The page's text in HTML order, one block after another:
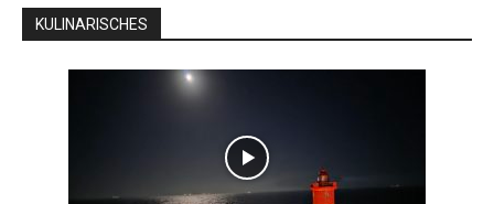
KULINARISCHES